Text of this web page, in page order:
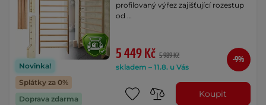
Novinka!
Splátky za 0%
Doprava zdarma
profilovaný výřez zajišťující rozestup
od …
5 449 Kč 5 989 Kč
skladem – 11.8. u Vás
-9%
Koupit